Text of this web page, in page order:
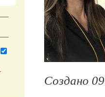
Создано